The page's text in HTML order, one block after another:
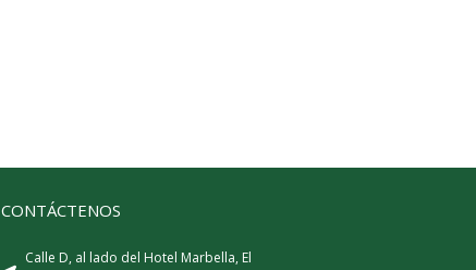
CONTÁCTENOS
Calle D, al lado del Hotel Marbella, El